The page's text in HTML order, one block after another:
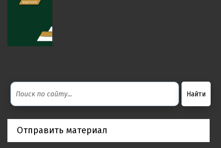
Отправить материал